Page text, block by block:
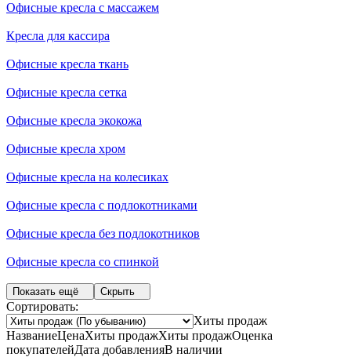
Офисные кресла с массажем
Кресла для кассира
Офисные кресла ткань
Офисные кресла сетка
Офисные кресла экокожа
Офисные кресла хром
Офисные кресла на колесиках
Офисные кресла с подлокотниками
Офисные кресла без подлокотников
Офисные кресла со спинкой
Показать ещё Скрыть
Сортировать:
Хиты продаж
НазваниеЦенаХиты продажХиты продажОценка
покупателейДата добавленияВ наличии